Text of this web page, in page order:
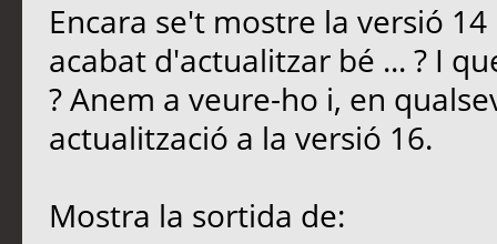
Encara se't mostre la versió
acabat d'actualitzar bé ... ? I
? Anem a veure-ho i, en
actualització a la versió 16.
Mostra la sortida de: